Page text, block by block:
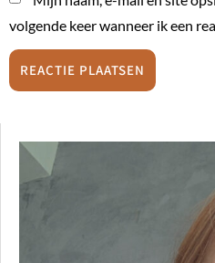
volgende keer wanneer ik een